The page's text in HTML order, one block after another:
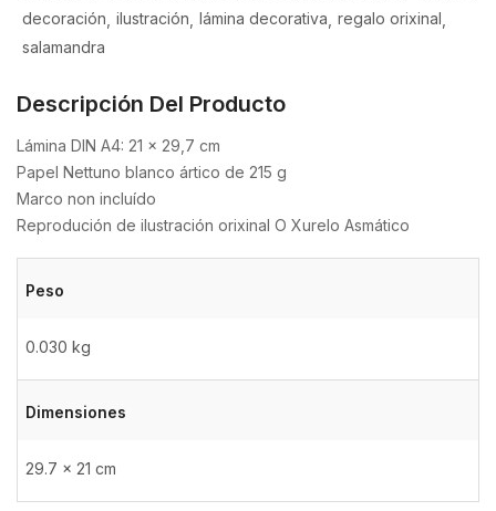
decoración ilustración lámina decorativa regalo orixinal
salamandra
Descripción Del Producto
Lámina DIN A4: 21 x 29,7 cm
Papel Nettuno blanco ártico de 215 g
Marco non incluído
Reprodución de ilustración orixinal O Xurelo Asmático
Peso
0.030 kg
Dimensiones
29.7 × 21 cm